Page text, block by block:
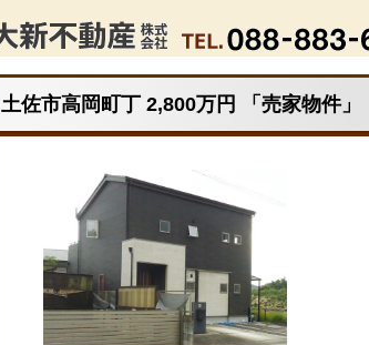
土佐市高岡町丁 2,800万円 「売家物件」